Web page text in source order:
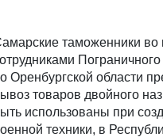
таможенники во
Оренбургской области
товаров двойного
использованы при
техники, в